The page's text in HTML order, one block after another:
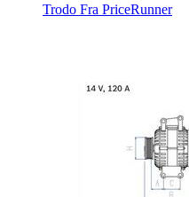
Trodo Fra PriceRunner